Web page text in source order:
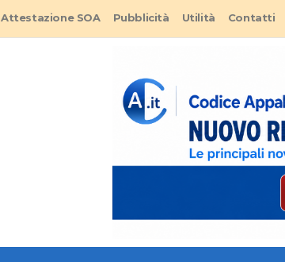
Attestazione SOA Pubblicità Utilità Contatti